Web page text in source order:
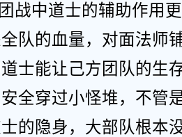
战中道士的辅助作用
队的血量，对面法师
士能让己方团队的生
全穿过小怪堆，不管
的隐身，大部队根本